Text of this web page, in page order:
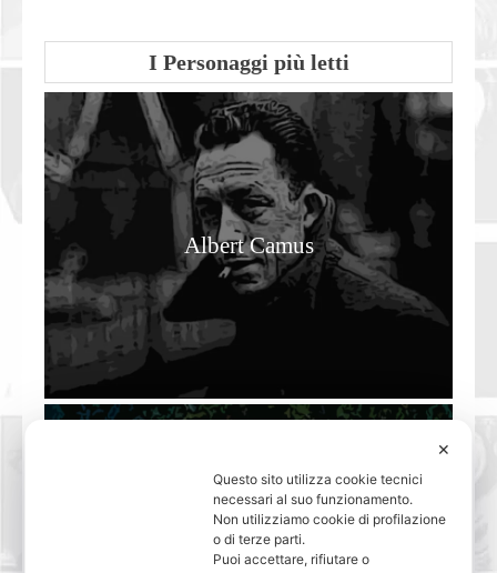
I Personaggi più letti
Albert Camus
Lucio Apuleio
✕
Questo sito utilizza cookie tecnici
necessari al suo funzionamento.
Non utilizziamo cookie di profilazione
o di terze parti.
Puoi accettare, rifiutare o